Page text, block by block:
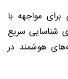
برای مواجهه با
شناسایی سریع
هوشمند در